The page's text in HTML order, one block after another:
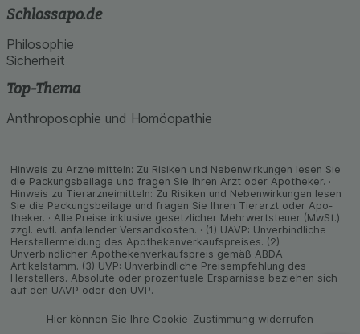
Schlossapo.de
Philosophie
Sicherheit
Top-Thema
Anthroposophie und Homöopathie
Hinweis zu Arzneimitteln: Zu Risiken und Neben­wirkungen lesen Sie
die Packungs­beilage und fragen Sie Ihren Arzt oder Apo­theker. ·
Hinweis zu Tier­arz­nei­mitteln: Zu Risiken und Neben­wirkungen lesen
Sie die Packungs­beilage und fragen Sie Ihren Tier­arzt oder Apo­
theker. · Alle Preise inklusive gesetz­licher Mehrwertsteuer (MwSt.)
zzgl. evtl. anfallender Versand­kosten. · (1) UAVP: Unverbindliche
Herstellermeldung des Apothekenverkaufspreises. (2)
Unverbindlicher Apothekenverkaufspreis gemäß ABDA-
Artikelstamm. (3) UVP: Unverbindliche Preisempfehlung des
Herstellers. Absolute oder prozentuale Ersparnisse beziehen sich
auf den UAVP oder den UVP.
Hier können Sie Ihre Cookie-Zustimmung widerrufen